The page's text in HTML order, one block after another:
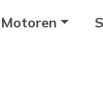
Motoren